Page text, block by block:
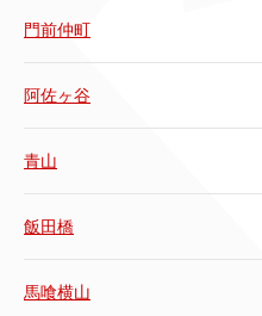
門前仲町
阿佐ヶ谷
青山
飯田橋
馬喰横山